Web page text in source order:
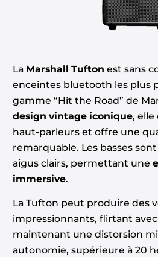
La Marshall Tufton est sans
enceintes bluetooth les plus
gamme “Hit the Road” de
design vintage iconique, elle
haut-parleurs et offre une
remarquable. Les basses
aigus clairs, permettant une
immersive.
La Tufton peut produire des
impressionnants, flirtant
maintenant une distorsion
autonomie, supérieure à 20